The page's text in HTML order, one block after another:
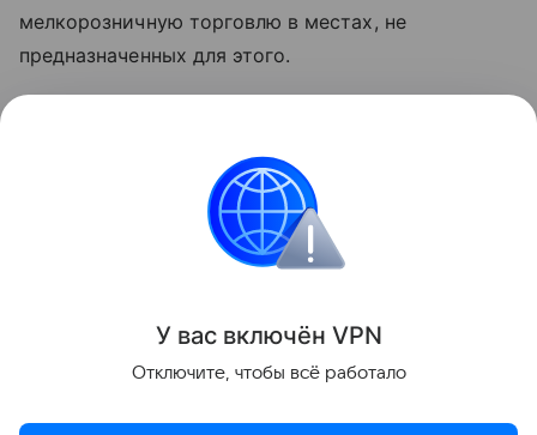
мелкорозничную торговлю в местах, не
предназначенных для этого.
нарушения документируются, а виновные лица
привлекаются к административной
ответственности. При этом темпы контрольных
мероприятий снижаться не будут.
Поделиться
У вас включён VPN
Отключите, чтобы всё работало